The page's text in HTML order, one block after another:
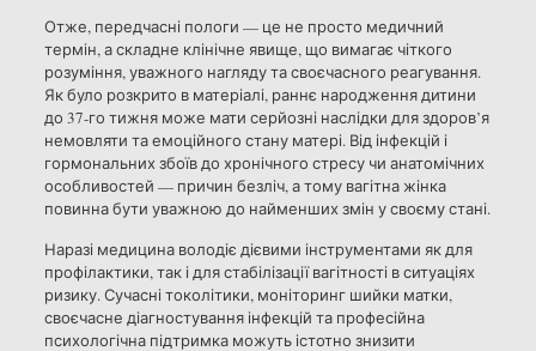
Отже, передчасні пологи — це не просто медичний
термін, а складне клінічне явище, що вимагає чіткого
розуміння, уважного нагляду та своєчасного реагування.
Як було розкрито в матеріалі, раннє народження дитини
до 37-го тижня може мати серйозні наслідки для здоров’я
немовляти та емоційного стану матері. Від інфекцій і
гормональних збоїв до хронічного стресу чи анатомічних
особливостей — причин безліч, а тому вагітна жінка
повинна бути уважною до найменших змін у своєму стані.
Наразі медицина володіє дієвими інструментами як для
профілактики, так і для стабілізації вагітності в ситуаціях
ризику. Сучасні токолітики, моніторинг шийки матки,
своєчасне діагностування інфекцій та професійна
психологічна підтримка можуть істотно знизити